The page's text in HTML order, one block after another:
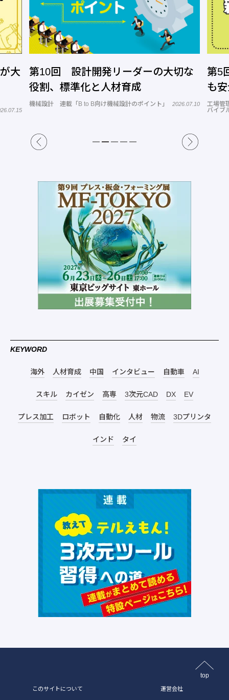
大
第10回 設計開発リーダーの大切な
役割、標準化と人材育成
機械設計 連載「B to B向け機械設計のポイント」 2026.07.10
第5
も
工場管
バイブ
KEYWORD
海外 人材育成 中国 インタビュー 自動車 AI
スキル カイゼン 高専 3次元CAD DX EV
プレス加工 ロボット 自動化 人材 物流 3Dプリンタ
インド タイ
top
このサイトについて 運営会社